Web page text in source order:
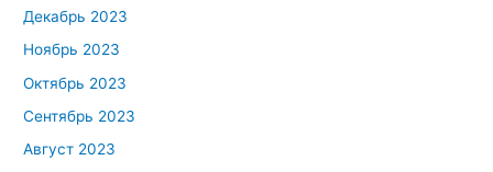
Декабрь 2023
Ноябрь 2023
Октябрь 2023
Сентябрь 2023
Август 2023